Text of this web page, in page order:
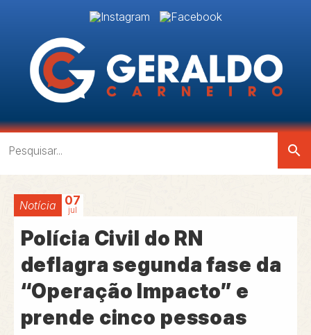
search
Notícia 07
jul
Polícia Civil do RN
deflagra segunda fase da
“Operação Impacto” e
prende cinco pessoas